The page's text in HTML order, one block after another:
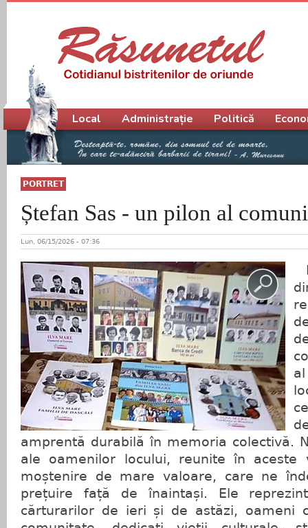
PORTRET
Ștefan Sas - un pilon al
Lun, 06/15/2026 - 07:36
amprentă durabilă în memoria colectivă.
ale oamenilor locului, reunite în aceste
moștenire de mare valoare, care ne
prețuire față de înaintași. Ele
cărturarilor de ieri și de astăzi, oameni
Meniu principal
Local Administrație Politică